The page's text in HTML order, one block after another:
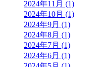
2024年11月 (1)
2024年10月 (1)
2024年9月 (1)
2024年8月 (1)
2024年7月 (1)
2024年6月 (1)